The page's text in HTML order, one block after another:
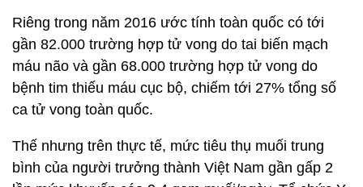
Riêng trong năm 2016 ước tính toàn quốc có tới
gần 82.000 trường hợp tử vong do tai biến mạch
máu não và gần 68.000 trường hợp tử vong do
bệnh tim thiếu máu cục bộ, chiếm tới 27% tổng số
ca tử vong toàn quốc.
Thế nhưng trên thực tế, mức tiêu thụ muối trung
bình của người trưởng thành Việt Nam gần gấp 2